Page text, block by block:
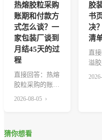
热熔胶粒采购
账期和付款方
式怎么谈？一
家包装厂谈到
月结45天的过
程
直接回答：热熔
胶粒采购的账期
能不能谈下来，
2026-08-05 ›
胶
书
决
清
直
溢
本质
猜你想看